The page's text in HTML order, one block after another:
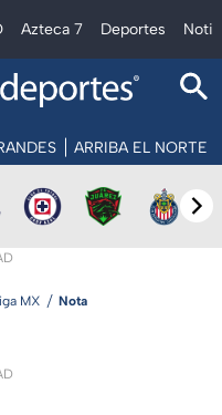
Azteca 7 Deportes
ARRIBA EL NORTE
MX Nota